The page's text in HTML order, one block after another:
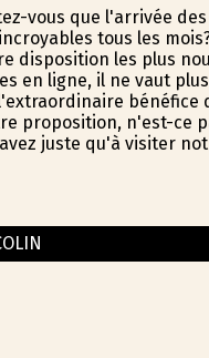
vous que l'arrivée
tous les
les plus
en ligne, il ne vaut
bénéfice
proposition, n'est-ce
juste qu'à visiter